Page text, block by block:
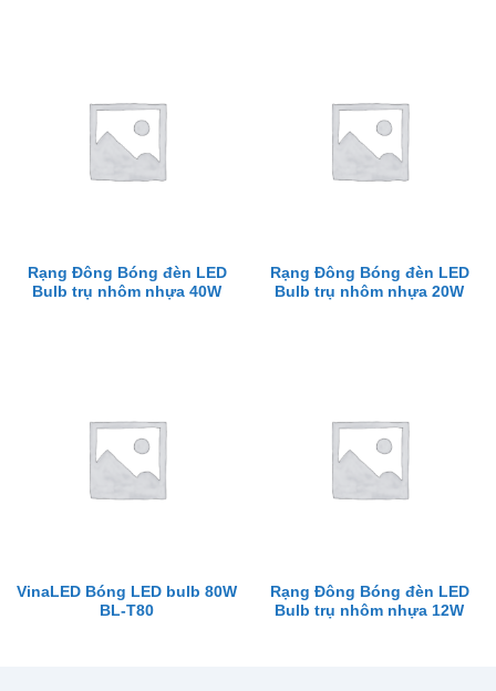
Rạng Đông Bóng đèn LED
Bulb trụ nhôm nhựa 40W
Rạng Đông Bóng đèn LED
Bulb trụ nhôm nhựa 20W
VinaLED Bóng LED bulb 80W
BL-T80
Rạng Đông Bóng đèn LED
Bulb trụ nhôm nhựa 12W